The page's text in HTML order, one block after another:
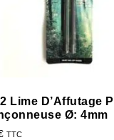
Lime D’Affutage
Ø: 4mm
TTC